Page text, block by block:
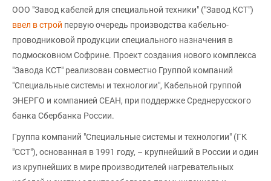
ООО "Завод кабелей для специальной техники" ("Завод КСТ")
ввел в строй первую очередь производства кабельно-
проводниковой продукции специального назначения в
подмосковном Софрине. Проект создания нового комплекса
"Завода КСТ" реализован совместно Группой компаний
"Специальные системы и технологии", Кабельной группой
ЭНЕРГО и компанией СЕАН, при поддержке Среднерусского
банка Сбербанка России.
Группа компаний "Специальные системы и технологии" (ГК
"ССТ"), основанная в 1991 году, – крупнейший в России и один
из крупнейших в мире производителей нагревательных